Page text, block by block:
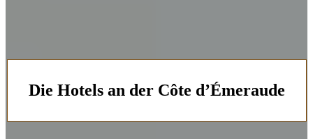
Die Hotels an der Côte d’Émeraude